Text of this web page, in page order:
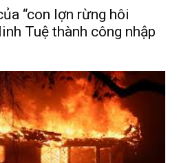
“con lợn rừng hôi
Tuệ thành công nhập